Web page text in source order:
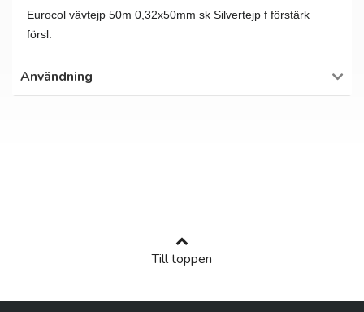
Eurocol vävtejp 50m 0,32x50mm sk Silvertejp f förstärk
försl.
Användning
Till toppen